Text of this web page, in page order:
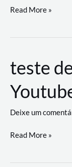
GitHub
revoluciona
de
trabalho
com
a
workflows
Read More »
teste
Deixe um
teste
palyer
Read More »